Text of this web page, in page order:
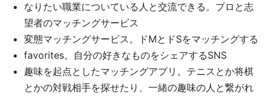
なりたい職業についている人と交流できる。プロと志
望者のマッチングサービス
変態マッチングサービス。ドMとドSをマッチングする
favorites。自分の好きなものをシェアするSNS
趣味を起点としたマッチングアプリ。テニスとか将棋
とかの対戦相手を探せたり、一緒の趣味の人と繋がれ